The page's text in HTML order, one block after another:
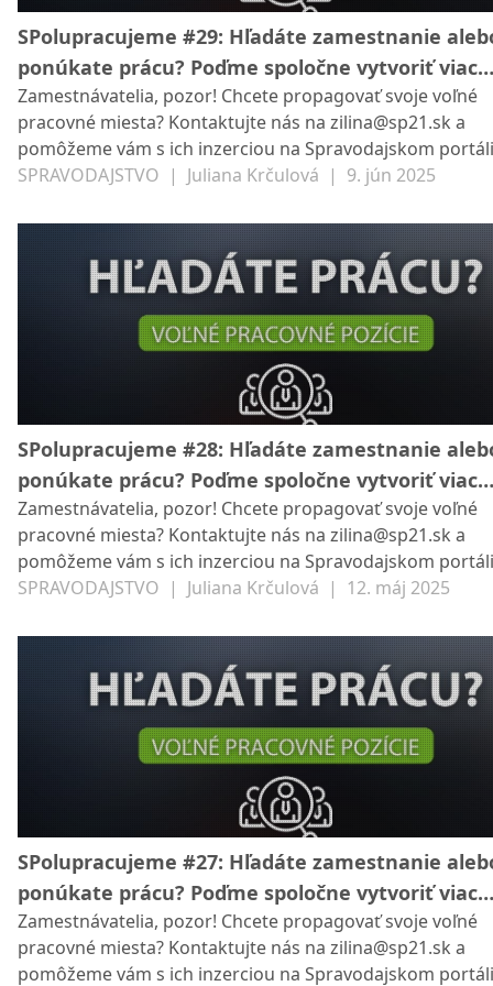
SPolupracujeme #29: Hľadáte zamestnanie
ponúkate prácu? Poďme spoločne vytvoriť viac
príležitostí pre všetkých
Zamestnávatelia, pozor! Chcete propagovať svoje voľné
pracovné miesta? Kontaktujte nás na zilina@sp21.sk a
pomôžeme vám s ich inzerciou na Spravodajskom
SP21. Veríme v rast nášho regiónu a chceme podporovať
vytvoriť viac príležitostí pre všetkých!
SPRAVODAJSTVO | Juliana Krčulová | 9. jún 2025
SPolupracujeme #28: Hľadáte zamestnanie
ponúkate prácu? Poďme spoločne vytvoriť viac
príležitostí pre všetkých
Zamestnávatelia, pozor! Chcete propagovať svoje voľné
pracovné miesta? Kontaktujte nás na zilina@sp21.sk a
pomôžeme vám s ich inzerciou na Spravodajskom
SP21. Veríme v rast nášho regiónu a chceme podporovať
vytvoriť viac príležitostí pre všetkých!
SPRAVODAJSTVO | Juliana Krčulová | 12. máj 2025
SPolupracujeme #27: Hľadáte zamestnanie
ponúkate prácu? Poďme spoločne vytvoriť viac
príležitostí pre všetkých
Zamestnávatelia, pozor! Chcete propagovať svoje voľné
pracovné miesta? Kontaktujte nás na zilina@sp21.sk a
pomôžeme vám s ich inzerciou na Spravodajskom